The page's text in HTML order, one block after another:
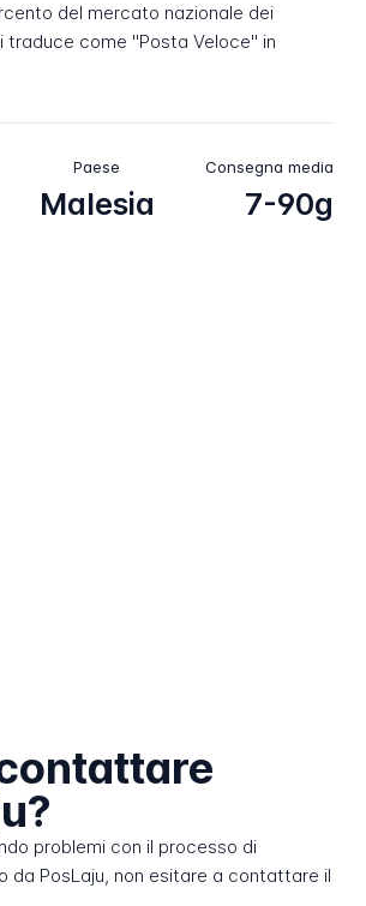
del mercato nazionale dei
traduce come "Posta Veloce" in
Paese
Malesia
Consegna media
7-90g
problemi con il processo di
da PosLaju, non esitare a contattare il